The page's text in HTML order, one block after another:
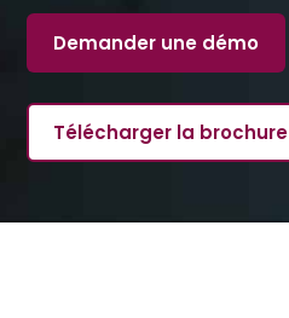
Demander une démo
Télécharger la brochure